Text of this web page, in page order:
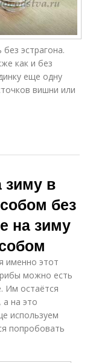
эстрагона.
как и без
еще одну
вишни или
зиму в
без
на зиму
именно этот
можно есть
Им остаётся
а на это
используем
попробовать